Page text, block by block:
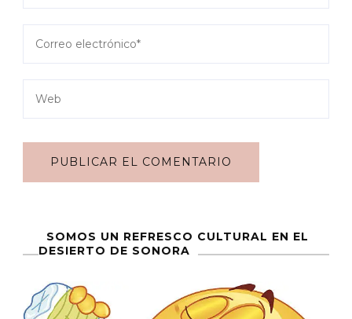
SOMOS UN REFRESCO CULTURAL EN EL
DESIERTO DE SONORA